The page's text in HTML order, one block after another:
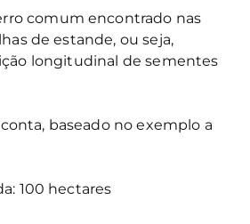
comum encontrado nas
de estande, ou seja,
longitudinal de sementes
baseado no exemplo a
100 hectares